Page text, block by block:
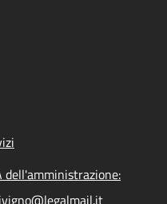
dell'amministrazione: